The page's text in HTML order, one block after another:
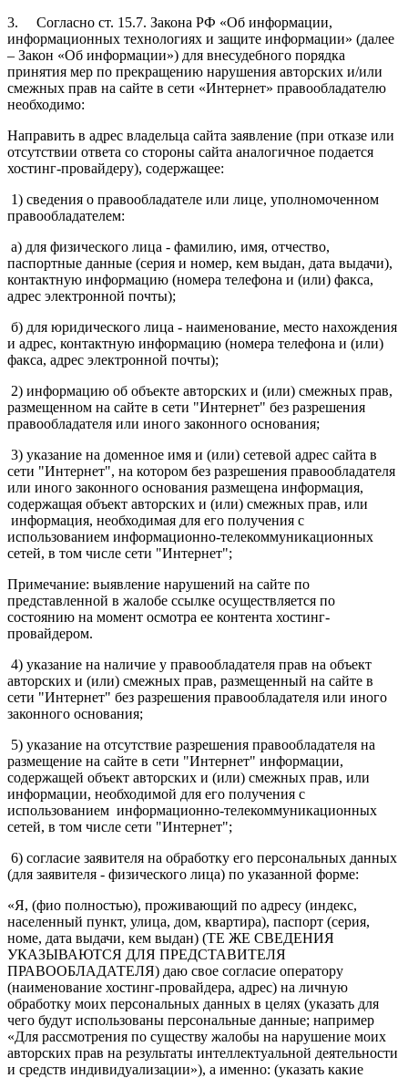
3. Согласно ст. 15.7. Закона РФ «Об информации,
информационных технологиях и защите информации» (далее
– Закон «Об информации») для внесудебного порядка
принятия мер по прекращению нарушения авторских и/или
смежных прав на сайте в сети «Интернет» правообладателю
необходимо:
Направить в адрес владельца сайта заявление (при отказе или
отсутствии ответа со стороны сайта аналогичное подается
хостинг-провайдеру), содержащее:
1) сведения о правообладателе или лице, уполномоченном
правообладателем:
а) для физического лица - фамилию, имя, отчество,
паспортные данные (серия и номер, кем выдан, дата выдачи),
контактную информацию (номера телефона и (или) факса,
адрес электронной почты);
б) для юридического лица - наименование, место нахождения
и адрес, контактную информацию (номера телефона и (или)
факса, адрес электронной почты);
2) информацию об объекте авторских и (или) смежных прав,
размещенном на сайте в сети "Интернет" без разрешения
правообладателя или иного законного основания;
3) указание на доменное имя и (или) сетевой адрес сайта в
сети "Интернет", на котором без разрешения правообладателя
или иного законного основания размещена информация,
содержащая объект авторских и (или) смежных прав, или
информация, необходимая для его получения с
использованием информационно-телекоммуникационных
сетей, в том числе сети "Интернет";
Примечание: выявление нарушений на сайте по
представленной в жалобе ссылке осуществляется по
состоянию на момент осмотра ее контента хостинг-
провайдером.
4) указание на наличие у правообладателя прав на объект
авторских и (или) смежных прав, размещенный на сайте в
сети "Интернет" без разрешения правообладателя или иного
законного основания;
5) указание на отсутствие разрешения правообладателя на
размещение на сайте в сети "Интернет" информации,
содержащей объект авторских и (или) смежных прав, или
информации, необходимой для его получения с
использованием информационно-телекоммуникационных
сетей, в том числе сети "Интернет";
6) согласие заявителя на обработку его персональных данных
(для заявителя - физического лица) по указанной форме:
«Я, (фио полностью), проживающий по адресу (индекс,
населенный пункт, улица, дом, квартира), паспорт (серия,
номе, дата выдачи, кем выдан) (ТЕ ЖЕ СВЕДЕНИЯ
УКАЗЫВАЮТСЯ ДЛЯ ПРЕДСТАВИТЕЛЯ
ПРАВООБЛАДАТЕЛЯ) даю свое согласие оператору
(наименование хостинг-провайдера, адрес) на личную
обработку моих персональных данных в целях (указать для
чего будут использованы персональные данные; например
«Для рассмотрения по существу жалобы на нарушение моих
авторских прав на результаты интеллектуальной деятельности
и средств индивидуализации»), а именно: (указать какие